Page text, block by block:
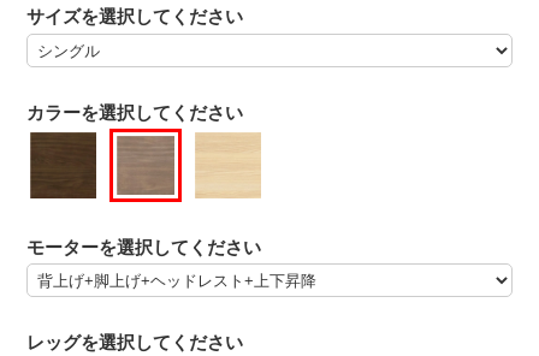
カラーを選択してください
サイズを選択してください
モーターを選択してください
レッグを選択してください